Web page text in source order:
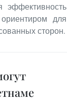
эффективность
для
сторон.